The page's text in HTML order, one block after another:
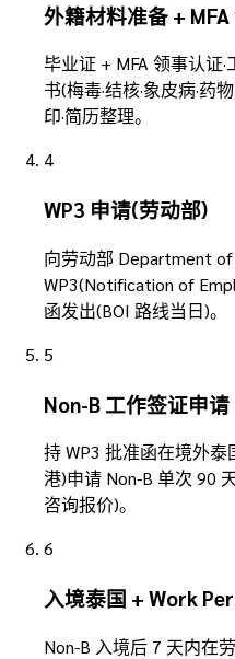
外籍材料准备 + MFA
毕业证 + MFA 领事认证
书(梅毒·结核·象皮病·药
印·简历整理。
4
WP3 申请(劳动部)
向劳动部 Department
WP3(Notification of
函发出(BOI 路线当日)。
5
Non-B 工作签证申请
持 WP3 批准函在境外
港)申请 Non-B 单次 90
咨询报价)。
6
入境泰国 + Work
Non-B 入境后 7 天内在